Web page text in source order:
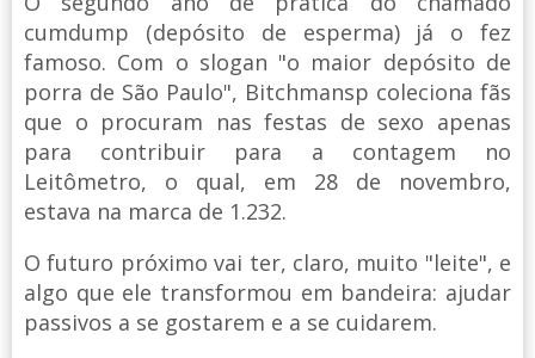
cumdump (depósito de esperma) já o fez
famoso. Com o slogan "o maior depósito de
porra de São Paulo", Bitchmansp coleciona fãs
que o procuram nas festas de sexo apenas
para contribuir para a contagem no
Leitômetro, o qual, em 28 de novembro,
estava na marca de 1.232.
O futuro próximo vai ter, claro, muito "leite", e
algo que ele transformou em bandeira: ajudar
passivos a se gostarem e a se cuidarem.